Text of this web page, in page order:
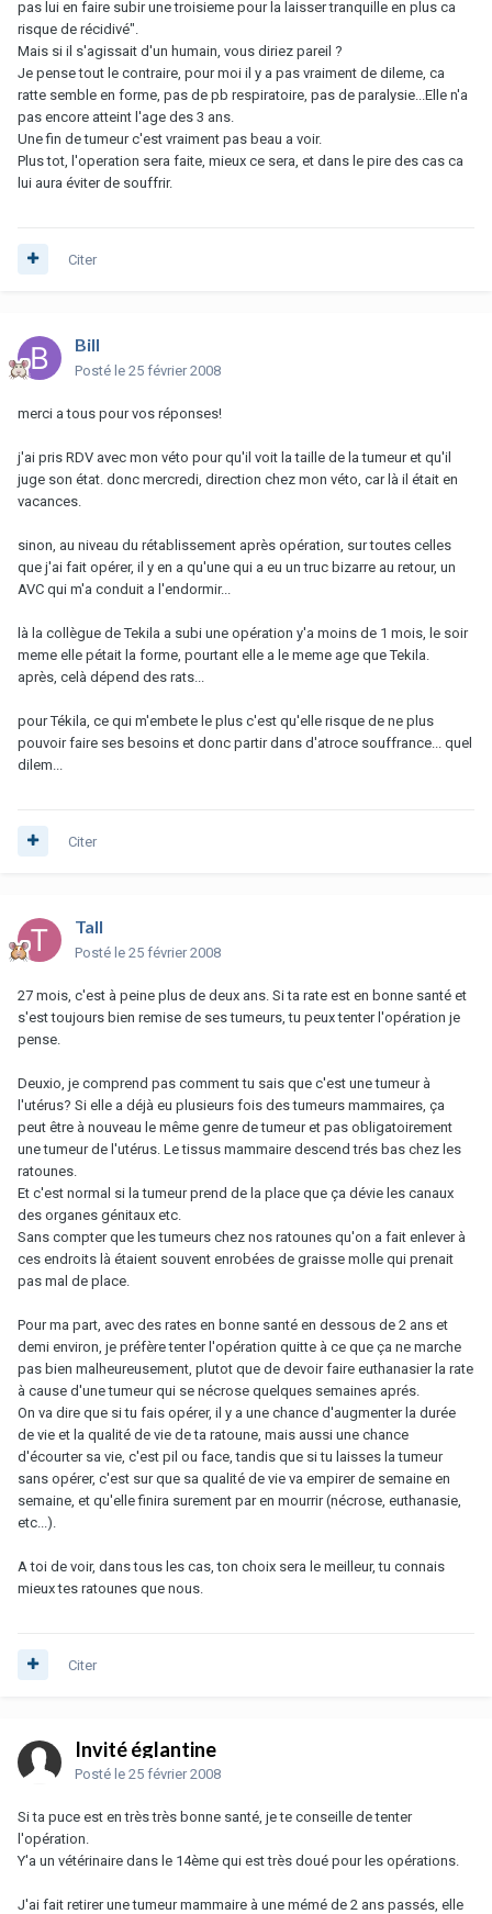
pas lui en faire subir une troisieme pour la laisser tranquille en plus ca
risque de récidivé".
Mais si il s'agissait d'un humain, vous diriez pareil ?
Je pense tout le contraire, pour moi il y a pas vraiment de dileme, ca
ratte semble en forme, pas de pb respiratoire, pas de paralysie...Elle n'a
pas encore atteint l'age des 3 ans.
Une fin de tumeur c'est vraiment pas beau a voir.
Plus tot, l'operation sera faite, mieux ce sera, et dans le pire des cas ca
lui aura éviter de souffrir.
Citer
Bill
Posté le 25 février 2008
merci a tous pour vos réponses!
j'ai pris RDV avec mon véto pour qu'il voit la taille de la tumeur et qu'il
juge son état. donc mercredi, direction chez mon véto, car là il était en
vacances.
sinon, au niveau du rétablissement après opération, sur toutes celles
que j'ai fait opérer, il y en a qu'une qui a eu un truc bizarre au retour, un
AVC qui m'a conduit a l'endormir...
là la collègue de Tekila a subi une opération y'a moins de 1 mois, le soir
meme elle pétait la forme, pourtant elle a le meme age que Tekila.
après, celà dépend des rats...
pour Tékila, ce qui m'embete le plus c'est qu'elle risque de ne plus
pouvoir faire ses besoins et donc partir dans d'atroce souffrance... quel
dilem...
Citer
Tall
Posté le 25 février 2008
27 mois, c'est à peine plus de deux ans. Si ta rate est en bonne santé et
s'est toujours bien remise de ses tumeurs, tu peux tenter l'opération je
pense.
Deuxio, je comprend pas comment tu sais que c'est une tumeur à
l'utérus? Si elle a déjà eu plusieurs fois des tumeurs mammaires, ça
peut être à nouveau le même genre de tumeur et pas obligatoirement
une tumeur de l'utérus. Le tissus mammaire descend trés bas chez les
ratounes.
Et c'est normal si la tumeur prend de la place que ça dévie les canaux
des organes génitaux etc.
Sans compter que les tumeurs chez nos ratounes qu'on a fait enlever à
ces endroits là étaient souvent enrobées de graisse molle qui prenait
pas mal de place.
Pour ma part, avec des rates en bonne santé en dessous de 2 ans et
demi environ, je préfère tenter l'opération quitte à ce que ça ne marche
pas bien malheureusement, plutot que de devoir faire euthanasier la rate
à cause d'une tumeur qui se nécrose quelques semaines aprés.
On va dire que si tu fais opérer, il y a une chance d'augmenter la durée
de vie et la qualité de vie de ta ratoune, mais aussi une chance
d'écourter sa vie, c'est pil ou face, tandis que si tu laisses la tumeur
sans opérer, c'est sur que sa qualité de vie va empirer de semaine en
semaine, et qu'elle finira surement par en mourrir (nécrose, euthanasie,
etc...).
A toi de voir, dans tous les cas, ton choix sera le meilleur, tu connais
mieux tes ratounes que nous.
Citer
Invité églantine
Posté le 25 février 2008
Si ta puce est en très très bonne santé, je te conseille de tenter
l'opération.
Y'a un vétérinaire dans le 14ème qui est très doué pour les opérations.
J'ai fait retirer une tumeur mammaire à une mémé de 2 ans passés, elle